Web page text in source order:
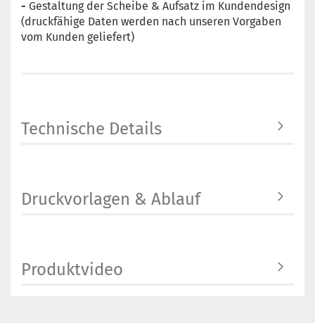
- Gestaltung der Scheibe & Aufsatz im Kundendesign
(druckfähige Daten werden nach unseren Vorgaben
vom Kunden geliefert)
Technische Details
Druckvorlagen & Ablauf
Produktvideo